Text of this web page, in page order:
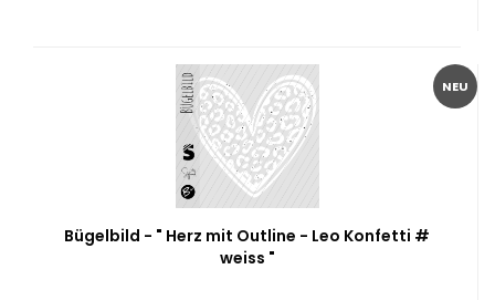
NEU
Bügelbild - " Herz mit Outline - Leo Konfetti #
weiss "